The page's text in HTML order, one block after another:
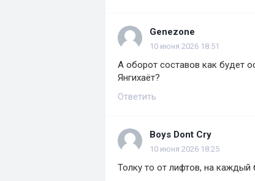
Genezone
10 июня 2026 18:51
А оборот составов как будет
Янгихаёт?
Ответить
Boys Dont Cry
10 июня 2026 18:25
Толку то от лифтов, на каждый